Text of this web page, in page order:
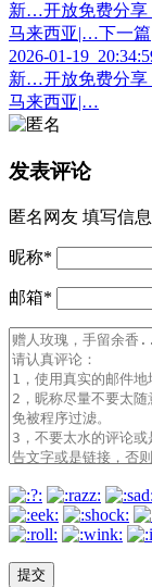
新…开放免费分享
马来西亚|… 下一篇
2026-01-
新…开放免费分享
马来西亚|…
发表评论
匿名网友 填写信息
昵称*
邮箱*